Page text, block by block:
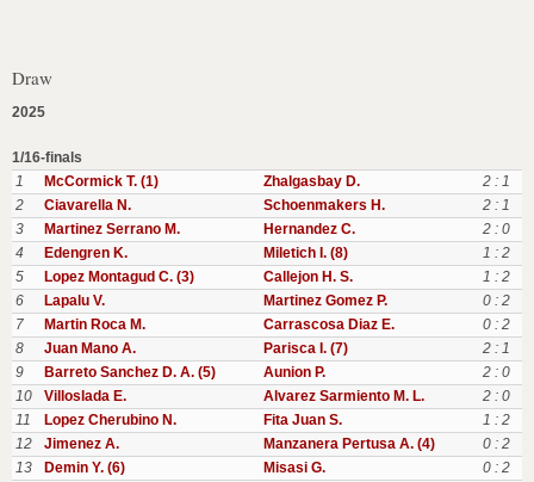
Draw
2025
1/16-finals
1
McCormick T. (1) Zhalgasbay D.
2 : 1
2
Ciavarella N. Schoenmakers H.
2 : 1
3
Martinez Serrano M. Hernandez C.
2 : 0
4
Edengren K. Miletich I. (8)
1 : 2
5
Lopez Montagud C. (3) Callejon H. S.
1 : 2
6
Lapalu V. Martinez Gomez P.
0 : 2
7
Martin Roca M. Carrascosa Diaz E.
0 : 2
8
Juan Mano A. Parisca I. (7)
2 : 1
9
Barreto Sanchez D. A. (5) Aunion P.
2 : 0
10
Villoslada E. Alvarez Sarmiento M. L.
2 : 0
11
Lopez Cherubino N. Fita Juan S.
1 : 2
12
Jimenez A. Manzanera Pertusa A. (4)
0 : 2
13
Demin Y. (6) Misasi G. 0 : 2